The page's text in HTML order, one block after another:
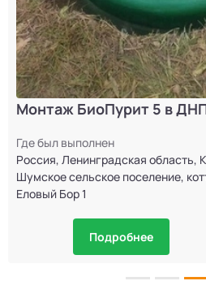
Монтаж БиоПурит 5 в
Где был выполнен
Россия, Ленинградская область,
Шумское сельское поселение,
Еловый Бор 1
Подробнее